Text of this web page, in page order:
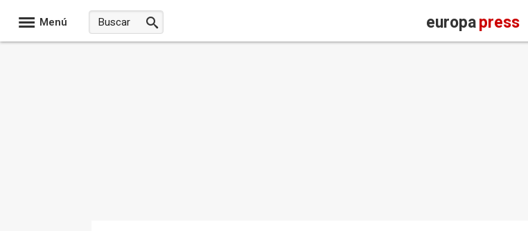
Menú europapress